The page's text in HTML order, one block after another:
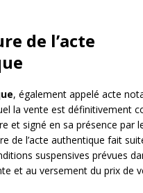
de l’acte
, également appelé acte
la vente est définitivement
et signé en sa présence par
de l’acte authentique fait
suspensives prévues
et au versement du prix de